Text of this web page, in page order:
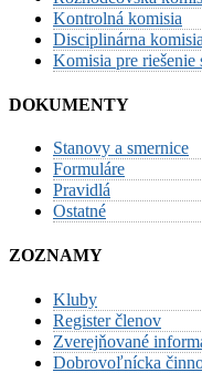
Kontrolná komisia
Disciplinárna komisia
Komisia pre riešenie
DOKUMENTY
Stanovy a smernice
Formuláre
Pravidlá
Ostatné
ZOZNAMY
Kluby
Register členov
Zverejňované
Dobrovoľnícka